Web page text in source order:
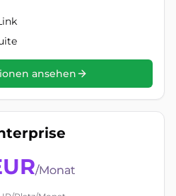
ansehen
/Monat